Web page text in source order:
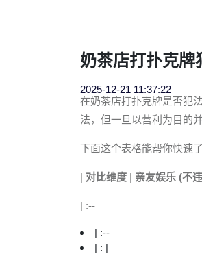
奶茶店打扑克
2025-12-21 11:37:22
在奶茶店打扑克牌是否犯
法，但一旦以营利为目的
下面这个表格能帮你快速
| 对比维度 | 亲友娱乐 (不
| :--
| :--
| : |